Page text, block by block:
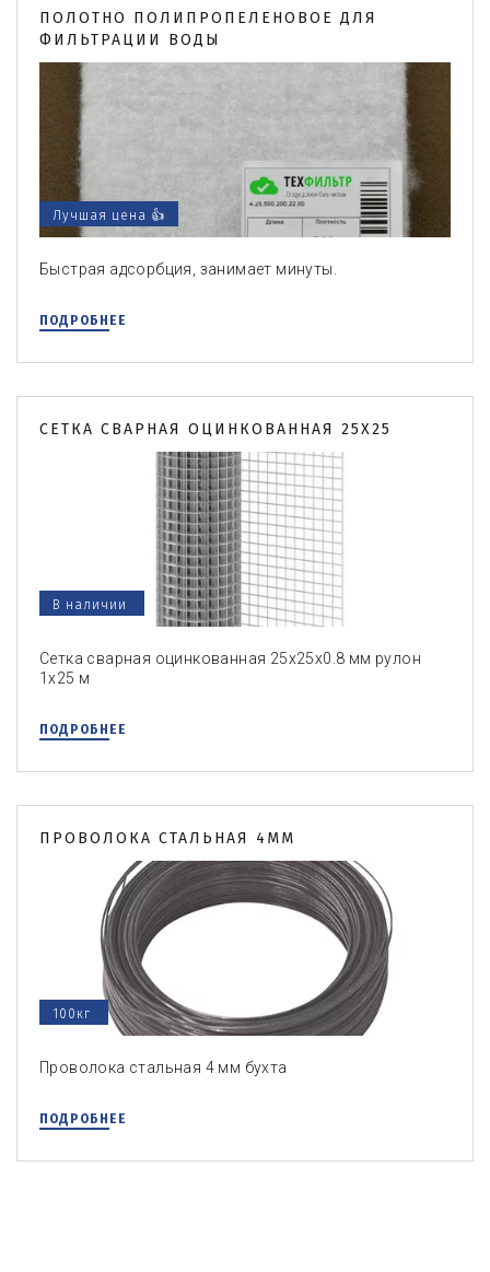
ПОЛОТНО ПОЛИПРОПЕЛЕНОВОЕ ДЛЯ
ФИЛЬТРАЦИИ ВОДЫ
Лучшая цена 👍
Быстрая адсорбция, занимает минуты.
ПОДРОБНЕЕ
СЕТКА СВАРНАЯ ОЦИНКОВАННАЯ 25Х25
В наличии
Сетка сварная оцинкованная 25х25х0.8 мм рулон
1х25 м
ПОДРОБНЕЕ
ПРОВОЛОКА СТАЛЬНАЯ 4ММ
100кг
Проволока стальная 4 мм бухта
ПОДРОБНЕЕ